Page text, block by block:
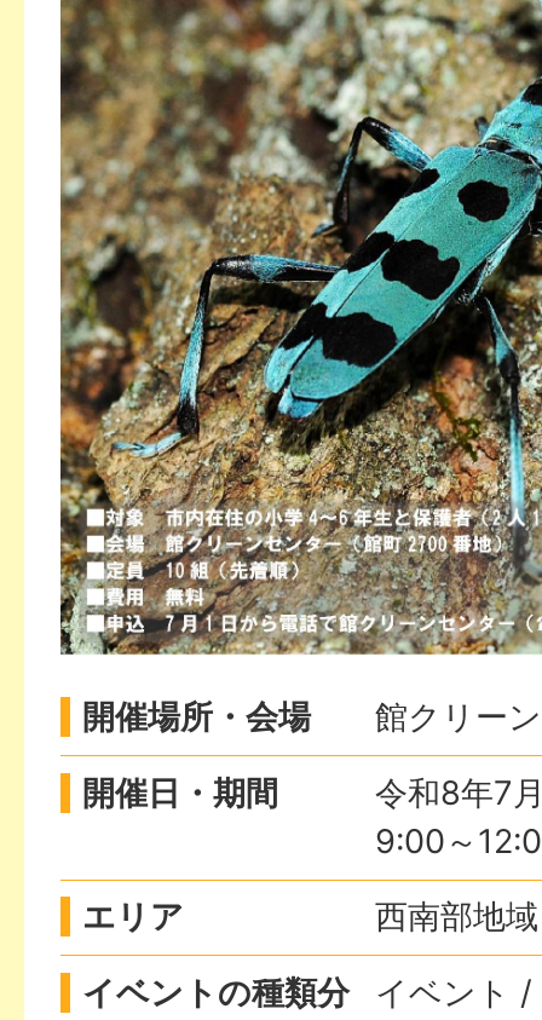
開催場所・会場
館クリー
開催日・期間
令和8年7
9:00～
エリア
西南部地
イベントの種類分
イベント /